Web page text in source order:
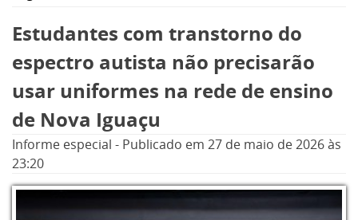
Dívida Social na América Latina (RedODSAL) e
a Pontifícia Universidade Católica do Rio
Grande do Sul (PUC-RS).
Estudantes com transtorno do
espectro autista não precisarão
usar uniformes na rede de ensino
de Nova Iguaçu
Informe especial - Publicado em 27 de maio de 2026às
23:20